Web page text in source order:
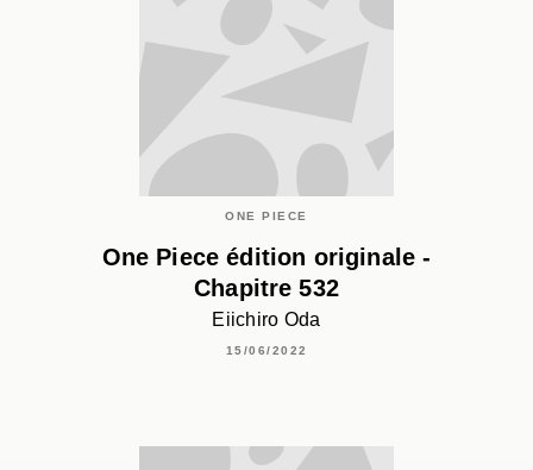
ONE PIECE
One Piece édition originale -
Chapitre 532
Eiichiro Oda
15/06/2022